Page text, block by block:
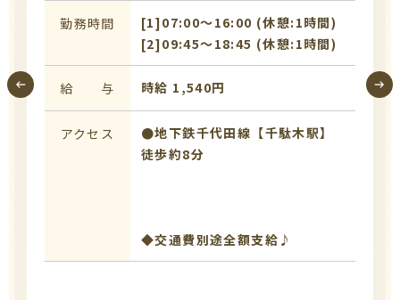
勤務時間
[1]07:00〜16:00 (休憩:1時間)
[2]09:45〜18:45 (休憩:1時間)
給 与 時給 1,540円
アクセス
●地下鉄千代田線【千駄木駅】
徒歩約8分
◆交通費別途全額支給♪